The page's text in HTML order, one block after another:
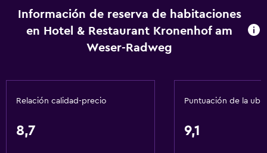
Plantas superiores accesibles por ascensor
Ropa de cama
Información de reserva de habitaciones
en Hotel & Restaurant Kronenhof am
Weser-Radweg
Relación calidad-precio
8,7
Puntuación de la
9,1